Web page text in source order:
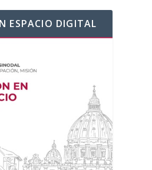
ESPACIO DIGITAL